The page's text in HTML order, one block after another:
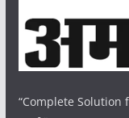
“Complete